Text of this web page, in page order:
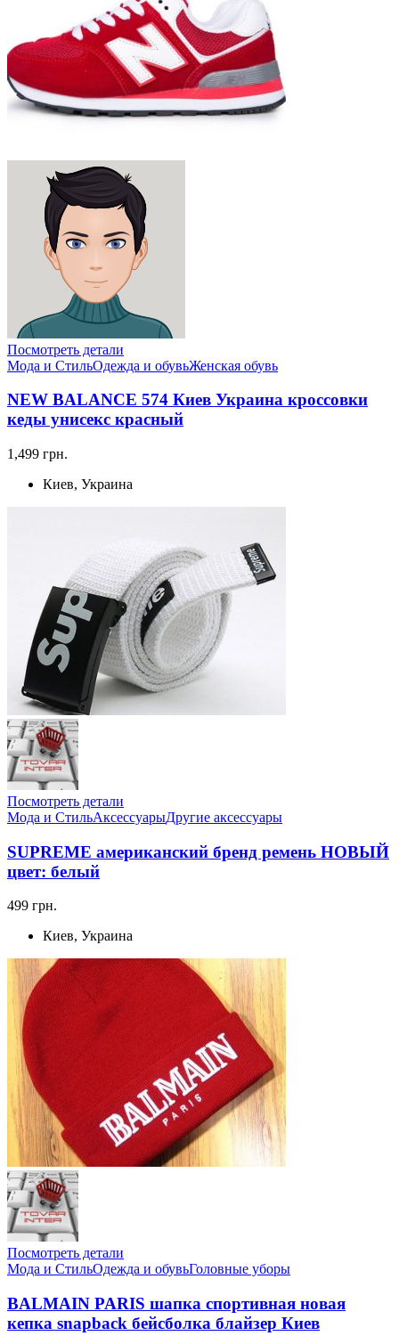
Посмотреть детали
Мода и СтильОдежда и обувьЖенская обувь
NEW BALANCE 574 Киев Украина кроссовки
кеды унисекс красный
1,499 грн.
Киев, Украина
Посмотреть детали
Мода и СтильАксессуарыДругие аксессуары
SUPREME американский бренд ремень НОВЫЙ
цвет: белый
499 грн.
Киев, Украина
Посмотреть детали
Мода и СтильОдежда и обувьГоловные уборы
BALMAIN PARIS шапка спортивная новая
кепка snapback бейсболка блайзер Киев